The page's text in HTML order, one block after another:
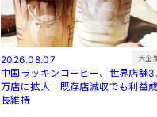
2026.08.07 大企
中国ラッキンコーヒー、世界店舗
万店に拡大 既存店減収でも利益
長維持